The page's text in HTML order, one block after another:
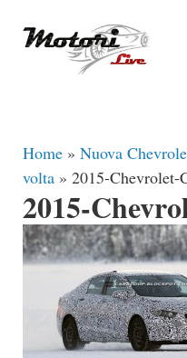
Home » Nuova
volta » 2015-Chevrolet-
2015-